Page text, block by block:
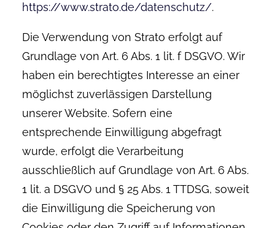
https://www.strato.de/datenschutz/.
Die Verwendung von Strato erfolgt auf
Grundlage von Art. 6 Abs. 1 lit. f DSGVO. Wir
haben ein berechtigtes Interesse an einer
möglichst zuverlässigen Darstellung
unserer Website. Sofern eine
entsprechende Einwilligung abgefragt
wurde, erfolgt die Verarbeitung
ausschließlich auf Grundlage von Art. 6 Abs.
1 lit. a DSGVO und § 25 Abs. 1 TTDSG, soweit
die Einwilligung die Speicherung von